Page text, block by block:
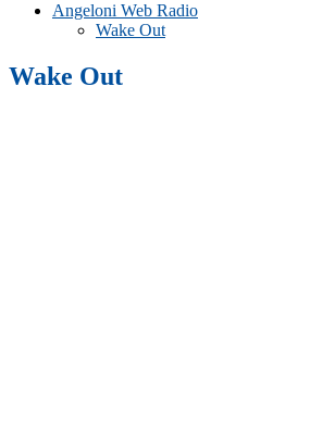
Angeloni Web Radio
Wake Out
Wake Out